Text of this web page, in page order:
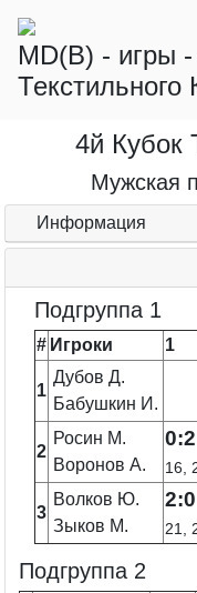
MD(B) - игры
Текстильного
4й Кубок
Мужская
Информация
Подгруппа 1
# Игроки 1
1
Дубов Д.
Бабушкин И.
2
Росин М.
Воронов А.
0:2
16,
3
Волков Ю.
Зыков М.
2:0
21,
Подгруппа 2